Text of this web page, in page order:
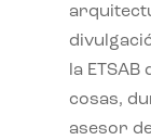
la
cosas,
asesor